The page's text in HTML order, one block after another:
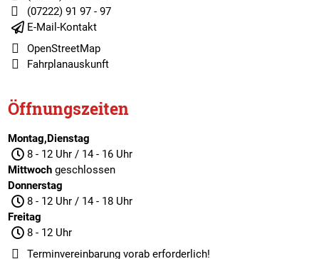
(07222) 91 97 - 97
E-Mail-Kontakt
OpenStreetMap
Fahrplanauskunft
Öffnungszeiten
Montag,Dienstag
8 - 12 Uhr / 14 - 16 Uhr
Mittwochgeschlossen
Donnerstag
8 - 12 Uhr / 14 - 18 Uhr
Freitag
8 - 12 Uhr
Terminvereinbarungvorab erforderlich!